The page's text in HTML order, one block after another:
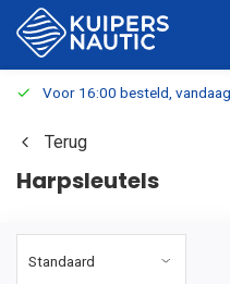
Voor 16:00 besteld,
Terug
Harpsleutels